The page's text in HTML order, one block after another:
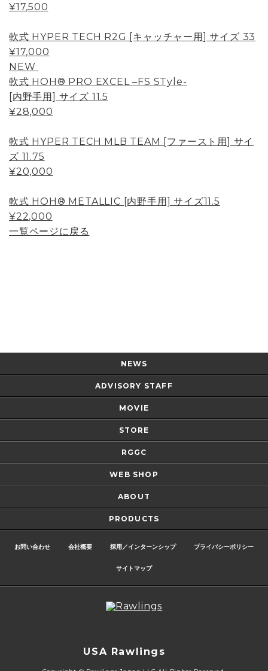
¥17,500
軟式 HYPER TECH R2G [キャッチャー用] サイズ 33
¥17,000
NEW
軟式 HOH® PRO EXCEL –FS STyle-
[内野手用] サイズ 11.5
¥28,000
軟式 HYPER TECH MLB TEAM [ファースト用] サイ
ズ 11.75
¥20,000
軟式 HOH® METALLIC [内野手用] サイズ11.5
¥22,000
一覧ページに戻る
NEWS
ADVISORY STAFF
MOVIE
STORE
RGGC
WEB SHOP
ABOUT
PRODUCTS
お問い合わせ 会社概要 採用／インターンシップ プライバシーポリシー
サイトマップ
USA Rawlings